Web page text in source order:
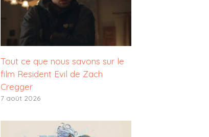
Tout ce que nous savons sur le
film Resident Evil de Zach
Cregger
7 août 2026